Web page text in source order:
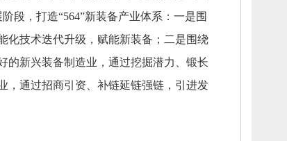
段， 打造“564”新装备产业体系： 一是围
化技术迭代升级， 赋能新装备； 二是围绕
的新兴装备制造业， 通过挖掘潜力、 锻长
， 通过招商引资、 补链延链强链， 引进发